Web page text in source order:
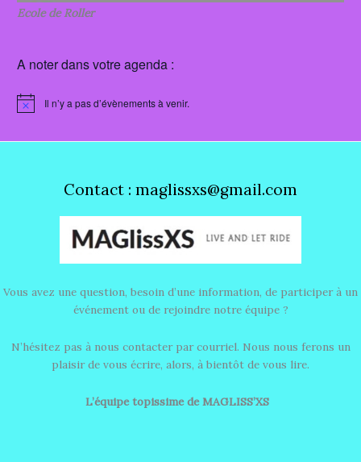
Ecole de Roller
A noter dans votre agenda :
N
Il n’y a pas d’évènements à venir.
Contact : maglissxs@gmail.com
Vous avez une question, besoin d’une information, de participer à un
événement ou de rejoindre notre équipe ?
N’hésitez pas à nous contacter par courriel. Nous nous ferons un
plaisir de vous écrire, alors, à bientôt de vous lire.
L’équipe topissime de MAGLISS’XS